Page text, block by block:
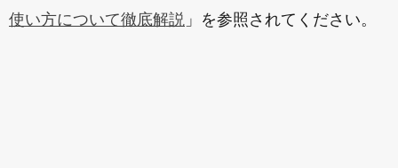
使い方について徹底解説 」を参照されてください。